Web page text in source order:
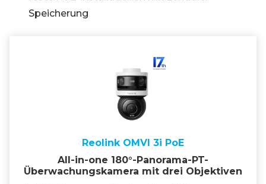
Speicherung
Reolink OMVI 3i PoE
All-in-one 180°-Panorama-PT-
Überwachungskamera mit drei Objektiven